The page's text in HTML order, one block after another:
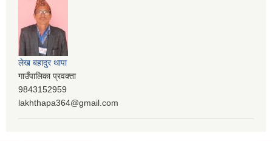
लेख बहादुर थापा
गाउँपालिका प्रवक्ता
9843152959
lakhthapa364@gmail.com